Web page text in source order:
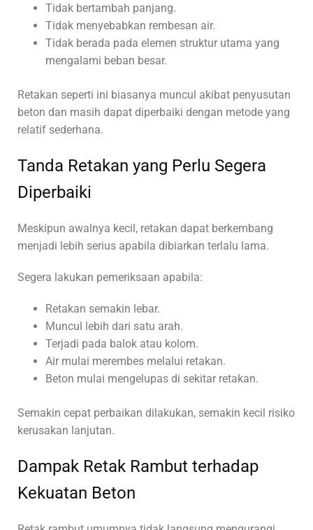
Tidak bertambah panjang.
Tidak menyebabkan rembesan air.
Tidak berada pada elemen struktur utama yang
mengalami beban besar.
Retakan seperti ini biasanya muncul akibat penyusutan
beton dan masih dapat diperbaiki dengan metode yang
relatif sederhana.
Tanda Retakan yang Perlu Segera
Diperbaiki
Meskipun awalnya kecil, retakan dapat berkembang
menjadi lebih serius apabila dibiarkan terlalu lama.
Segera lakukan pemeriksaan apabila:
Retakan semakin lebar.
Muncul lebih dari satu arah.
Terjadi pada balok atau kolom.
Air mulai merembes melalui retakan.
Beton mulai mengelupas di sekitar retakan.
Semakin cepat perbaikan dilakukan, semakin kecil risiko
kerusakan lanjutan.
Dampak Retak Rambut terhadap
Kekuatan Beton